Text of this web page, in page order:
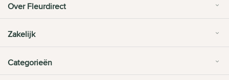
Over Fleurdirect
Zakelijk
Categorieën